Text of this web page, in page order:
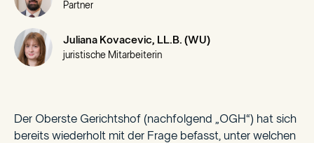
Partner
Juliana Kovacevic, LL.B. (WU)
juristische Mitarbeiterin
Der Oberste Gerichtshof (nachfolgend „OGH“) hat sich
bereits wiederholt mit der Frage befasst, unter welchen